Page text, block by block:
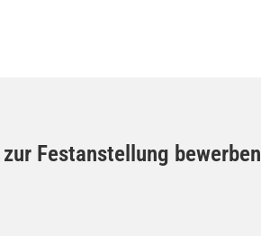
Festanstellung bewerben